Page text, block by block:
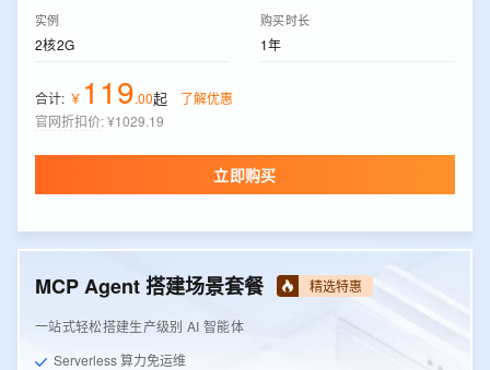
实例
2核2G
购买时长
1年
合计: ￥ 119.00起
了解优惠
官网折扣价:¥1029.19
立即购买
MCP Agent 搭建场景套餐 精选特惠
一站式轻松搭建生产级别 AI 智能体
Serverless 算力免运维